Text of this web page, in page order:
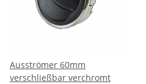
Ausströmer 60mm
verschließbar verchromt